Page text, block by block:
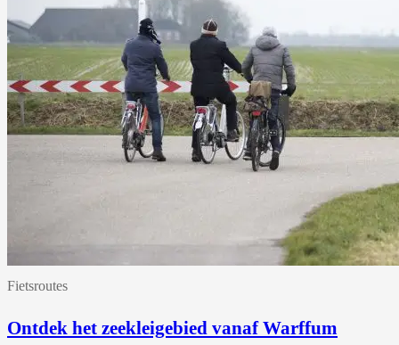
Fietsroutes
Ontdek het zeekleigebied vanaf Warffum